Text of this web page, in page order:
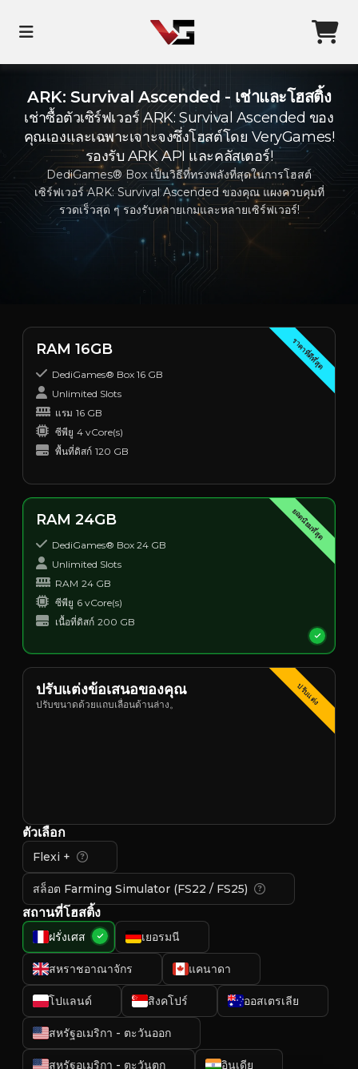
ARK: Survival Ascended - เช่าและโฮสติ้ง
เช่าซื้อตัวเซิร์ฟเวอร์ ARK: Survival Ascended ของ
คุณเองและเฉพาะเจาะจงซึ่งโฮสต์โดย VeryGames!
รองรับ ARK API และคลัสเตอร์!
DediGames® Box เป็นวิธีที่ทรงพลังที่สุดในการโฮสต์
เซิร์ฟเวอร์ ARK: Survival Ascended ของคุณ แผงควบคุมที่
รวดเร็วสุด ๆ รองรับหลายเกมและหลายเซิร์ฟเวอร์!
ราคาที่ดีที่สุด
RAM 16GB
DediGames® Box 16 GB
Unlimited Slots
แรม 16 GB
ซีพียู 4 vCore(s)
พื้นที่ดิสก์ 120 GB
ยอดนิยมที่สุด
RAM 24GB
DediGames® Box 24 GB
Unlimited Slots
RAM 24 GB
ซีพียู 6 vCore(s)
เนื้อที่ดิสก์ 200 GB
ปรับแต่ง
ปรับแต่งข้อเสนอของคุณ
ปรับขนาดด้วยแถบเลื่อนด้านล่าง。
ตัวเลือก
Flexi +
สล็อต Farming Simulator (FS22 / FS25)
สถานที่โฮสติ้ง
ฝรั่งเศส เยอรมนี
สหราชอาณาจักร แคนาดา
โปแลนด์ สิงคโปร์ ออสเตรเลีย
สหรัฐอเมริกา - ตะวันออก
สหรัฐอเมริกา - ตะวันตก อินเดีย